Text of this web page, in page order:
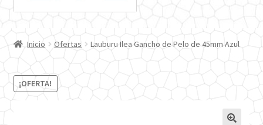
Inicio Ofertas Lauburu Ilea Gancho de Pelo de 45mm Azul
¡OFERTA!